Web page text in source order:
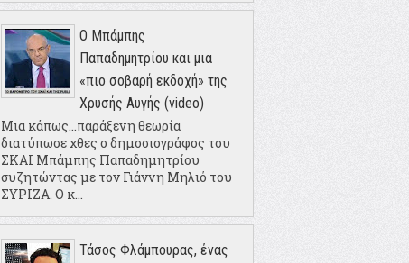
Ο Μπάμπης
Παπαδημητρίου και μια
«πιο σοβαρή εκδοχή» της
Χρυσής Αυγής (video)
Μια κάπως...παράξενη θεωρία
διατύπωσε χθες ο δημοσιογράφος του
ΣΚΑΙ Μπάμπης Παπαδημητρίου
συζητώντας με τον Γιάννη Μηλιό του
ΣΥΡΙΖΑ. Ο κ...
Τάσος Φλάμπουρας, ένας